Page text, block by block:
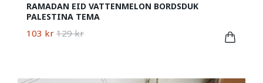
RAMADAN EID VATTENMELON BORDSDUK
PALESTINA TEMA
103 kr 129 kr